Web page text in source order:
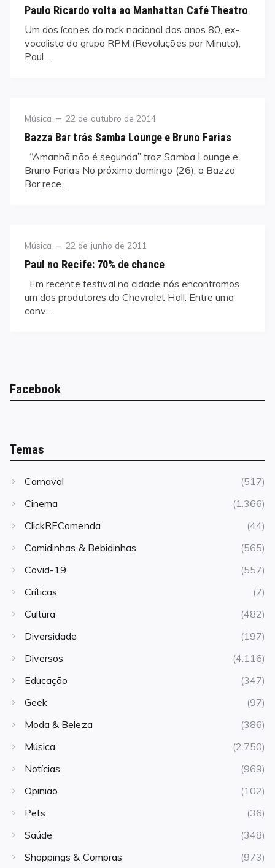
Paulo Ricardo volta ao Manhattan Café Theatro
Um dos ícones do rock nacional dos anos 80, ex-
vocalista do grupo RPM (Revoluções por Minuto),
Paul…
Category
Música
Posted
22 de outubro de 2014
Bazza Bar trás Samba Lounge e Bruno Farias
“Amanhã não é segunda” traz Samba Lounge e
Bruno Farias No próximo domingo (26), o Bazza
Bar rece…
Category
Música
Posted
22 de junho de 2011
Paul no Recife: 70% de chance
Em recente festival na cidade nós encontramos
um dos produtores do Chevrolet Hall. Entre uma
conv…
Facebook
Temas
Carnaval
(517)
Cinema
(1.366)
ClickREComenda
(44)
Comidinhas & Bebidinhas
(565)
Covid-19
(557)
Críticas
(7)
Cultura
(482)
Diversidade
(197)
Diversos
(4.116)
Educação
(347)
Geek
(97)
Moda & Beleza
(386)
Música
(2.750)
Notícias
(969)
Opinião
(102)
Pets
(36)
Saúde
(348)
Shoppings & Compras
(973)